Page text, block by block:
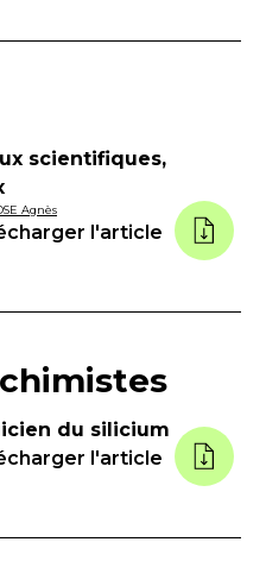
scientifiques,
Agnès
l'article
du silicium
l'article